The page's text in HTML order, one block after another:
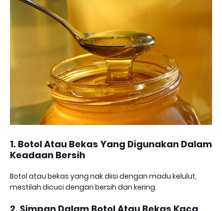
1. Botol Atau Bekas Yang Digunakan Dalam
Keadaan Bersih
Botol atau bekas yang nak diisi dengan madu kelulut,
mestilah dicuci dengan bersih dan kering.